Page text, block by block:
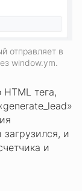
отправляет в
window.ym.
тега,
загрузился, и
и